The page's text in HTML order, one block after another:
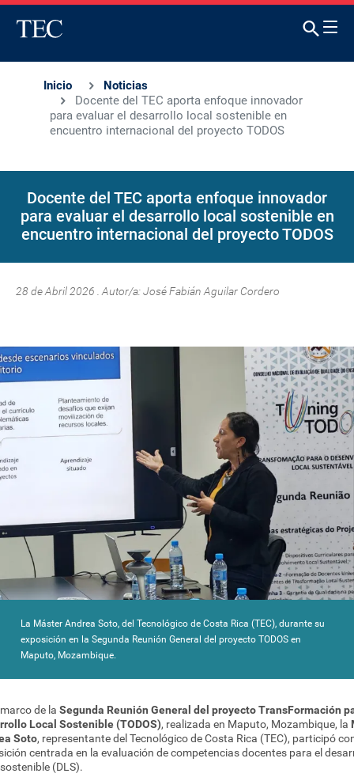
Inicio
Noticias
Docente del TEC aporta enfoque innovador
para evaluar el desarrollo local sostenible en
encuentro internacional del proyecto TODOS
Docente del TEC aporta enfoque innovador
para evaluar el desarrollo local sostenible en
encuentro internacional del proyecto TODOS
28 de Abril 2026 . Autor/a:José Fabián Aguilar Cordero
La Máster Andrea Soto, del Tecnológico de Costa Rica (TEC), durante su
exposición en la Segunda Reunión General del proyecto TODOS en
Maputo, Mozambique.
de la Segunda Reunión General del proyecto TransFormación
Local Sostenible (TODOS), realizada en Maputo, Mozambique, la
Soto, representante del Tecnológico de Costa Rica (TEC), participó
centrada en la evaluación de competencias docentes para el
(DLS).